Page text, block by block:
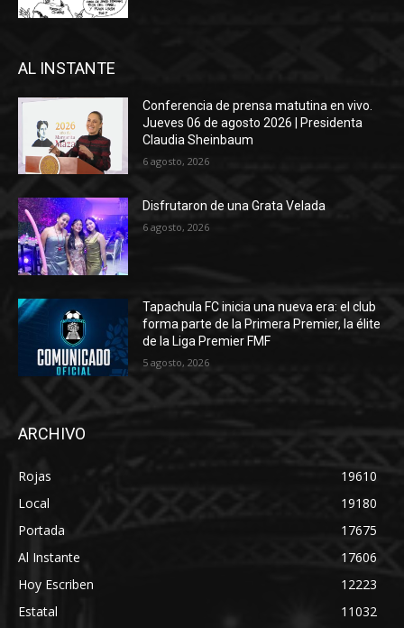
AL INSTANTE
Conferencia de prensa matutina en vivo.
Jueves 06 de agosto 2026 | Presidenta
Claudia Sheinbaum
6 agosto, 2026
Disfrutaron de una Grata Velada
6 agosto, 2026
Tapachula FC inicia una nueva era: el club
forma parte de la Primera Premier, la élite
de la Liga Premier FMF
5 agosto, 2026
ARCHIVO
Rojas
19610
Local
19180
Portada
17675
Al Instante
17606
Hoy Escriben
12223
Estatal
11032